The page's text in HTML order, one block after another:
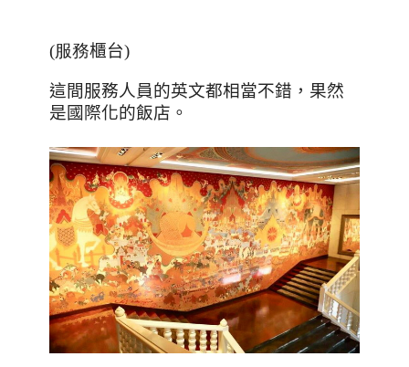
(服務櫃台)
這間服務人員的英文都相當不錯，果然
是國際化的飯店。